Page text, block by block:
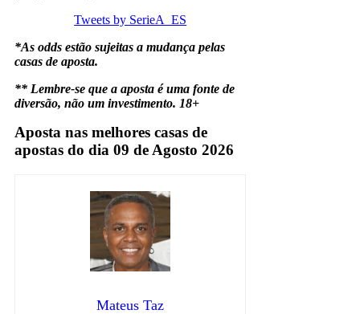
Tweets by SerieA_ES
*As odds estão sujeitas a mudança pelas
casas de aposta.
** Lembre-se que a aposta é uma fonte de
diversão, não um investimento. 18+
Aposta nas melhores casas de
apostas do dia 09 de Agosto 2026
Mateus Taz